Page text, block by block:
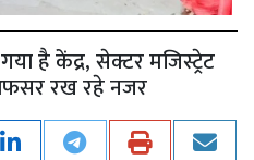
है केंद्र, सेक्टर मजिस्ट्रेट
रख रहे नजर